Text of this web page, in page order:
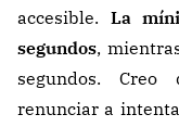
accesible. La
segundos,
segundos.
renunciar a